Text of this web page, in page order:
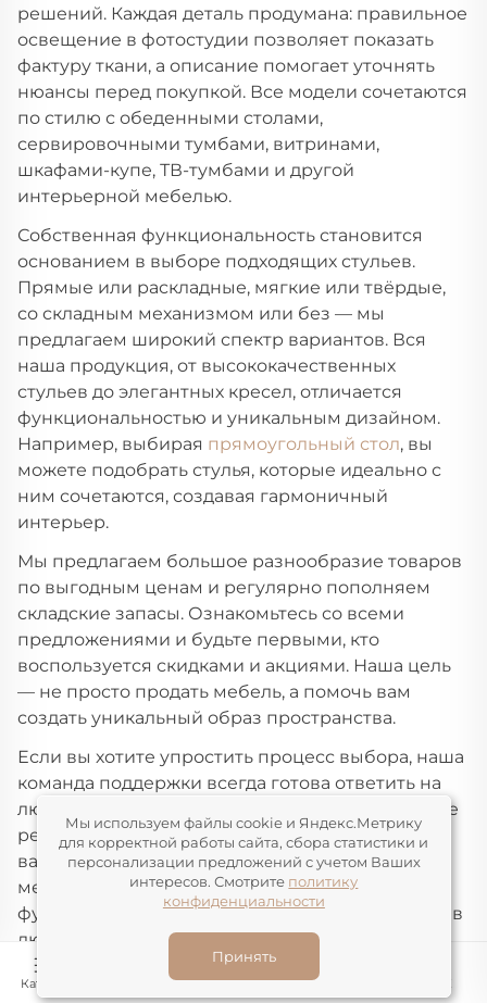
решений. Каждая деталь продумана: правильное
освещение в фотостудии позволяет показать
фактуру ткани, а описание помогает уточнять
нюансы перед покупкой. Все модели сочетаются
по стилю с обеденными столами,
сервировочными тумбами, витринами,
шкафами-купе, ТВ-тумбами и другой
интерьерной мебелью.
Собственная функциональность становится
основанием в выборе подходящих стульев.
Прямые или раскладные, мягкие или твёрдые,
со складным механизмом или без — мы
предлагаем широкий спектр вариантов. Вся
наша продукция, от высококачественных
стульев до элегантных кресел, отличается
функциональностью и уникальным дизайном.
Например, выбирая прямоугольный стол, вы
можете подобрать стулья, которые идеально с
ним сочетаются, создавая гармоничный
интерьер.
Мы предлагаем большое разнообразие товаров
по выгодным ценам и регулярно пополняем
складские запасы. Ознакомьтесь со всеми
предложениями и будьте первыми, кто
воспользуется скидками и акциями. Наша цель
— не просто продать мебель, а помочь вам
создать уникальный образ пространства.
Если вы хотите упростить процесс выбора, наша
команда поддержки всегда готова ответить на
любые вопросы. Мы поможем найти идеальные
решения, которые станут любимой частью
вашего дома или ресторана. Наши буфеты и
мебель для квартир благодаря продуманной
функциональности великолепно вписываются в
любой интерьер и придают помещению
эстетику и уют. Изделия — от красных
велюровых стульев до чёрных кабинетных
Каталог Конструктор Корзина Избранное
Мы используем файлы cookie и Яндекс.Метрику
для корректной работы сайта, сбора статистики и
персонализации предложений с учетом Ваших
интересов. Смотрите политику
конфиденциальности
Принять